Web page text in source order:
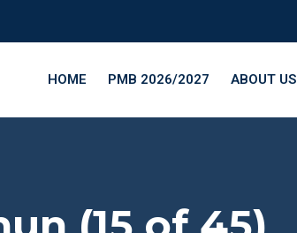
HOME PMB 2026/2027 ABOUT US